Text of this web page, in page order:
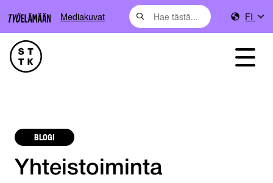
Mediakuvat FI
BLOGI
Yhteistoiminta